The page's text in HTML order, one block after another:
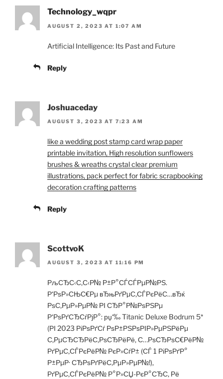
Technology_wqpr
AUGUST 2, 2023 AT 1:07 AM
Artificial Intelligence: Its Past and Future
Reply
Joshuaceday
AUGUST 3, 2023 AT 7:23 AM
like a wedding post stamp card wrap paper
printable invitation, High resolution sunflowers
brushes & wreaths crystal clear premium
illustrations, pack perfect for fabric scrapbooking
decoration crafting patterns
Reply
ScottvoK
AUGUST 3, 2023 AT 11:16 PM
РљСЂС‹С‚С‹Р№ Р±Р°СЃСЃРµР№РЅ.
Р‘РѕР»СЊС€Рµ вЂњРґРµС‚СЃРєРёС…вЂќ
РѕС‚РµР»РµР№ РІ СЂР°Р№РѕРЅРµ
Р‘РѕРґСЂСѓРјР°: рџ‘‰ Titanic Deluxe Bodrum 5*
(РІ 2023 РіРѕРґСѓ РѕР±РЅРѕРІР»РµРЅРёРµ
С‚РµСЂСЂРёС‚РѕСЂРёРё, С…РѕСЂРѕС€РёР№
РґРµС‚СЃРєРёР№ РєР»СѓР± (СЃ 1 РіРѕРґР°
Р±РµР· СЂРѕРґРёС‚РµР»РµР№!),
РґРµС‚СЃРєРёР№ Р°Р»СЏ-РєР°СЂС‚ Рё